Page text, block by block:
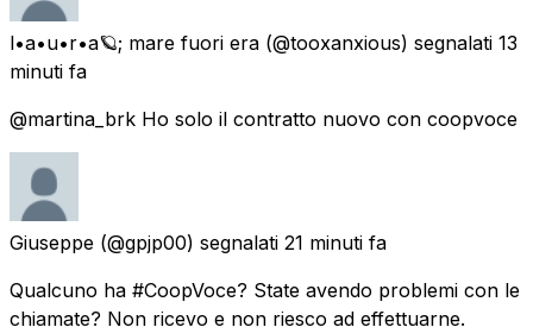
l•a•u•r•a🪐; mare fuori era (@tooxanxious) segnalati 13
minuti fa
@martina_brk Ho solo il contratto nuovo con coopvoce
Giuseppe (@gpjp00) segnalati 21 minuti fa
Qualcuno ha #CoopVoce? State avendo problemi con le
chiamate? Non ricevo e non riesco ad effettuarne.